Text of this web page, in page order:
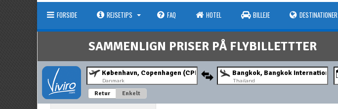
FORSIDE REJSETIPS FAQ HOTEL BILLEJE DESTINATIONER
SAMMENLIGN PRISER PÅ FLYBILLETTTER
Danmark Thailand
Retur Enkelt